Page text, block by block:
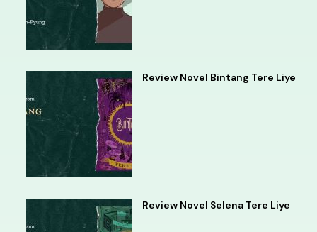
Review Novel Bintang Tere Liye
Review Novel Selena Tere Liye